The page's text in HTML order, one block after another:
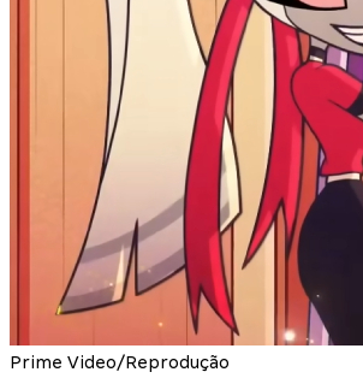
Prime Video/Reprodução